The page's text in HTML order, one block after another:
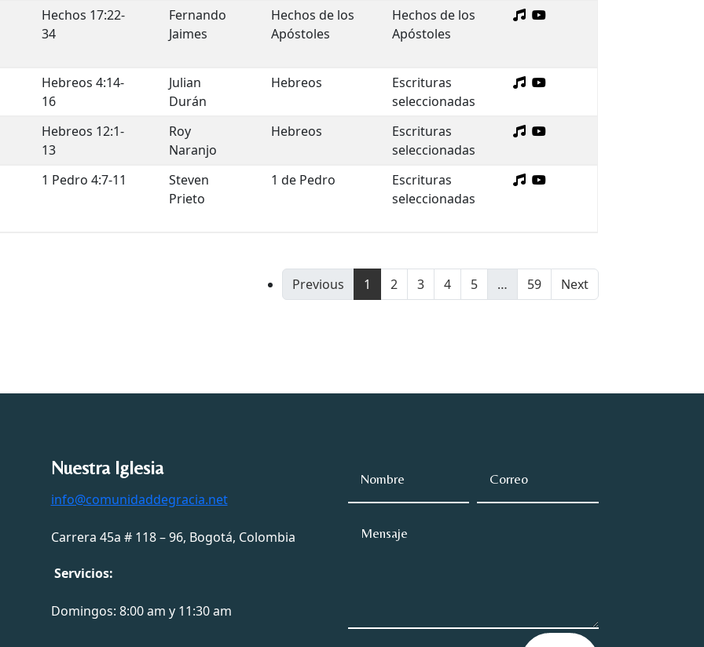
Hechos 17:22-
34
Fernando
Jaimes
Hechos de los
Apóstoles
Hechos de los
Apóstoles
Hebreos 4:14-
16
Julian
Durán
Hebreos
Escrituras
seleccionadas
Hebreos 12:1-
13
Roy
Naranjo
Hebreos
Escrituras
seleccionadas
1 Pedro 4:7-11
Steven
Prieto
1 de Pedro
Escrituras
seleccionadas
Previous 1 2 3 4 5 … 59 Next
Nuestra Iglesia
info@comunidaddegracia.net
Carrera 45a # 118 – 96, Bogotá, Colombia
Servicios:
Domingos: 8:00 am y 11:30 am